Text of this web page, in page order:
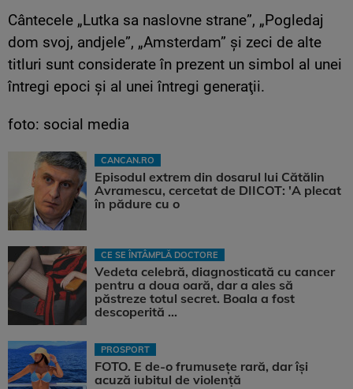
Cântecele „Lutka sa naslovne strane”, „Pogledaj
dom svoj, andjele”, „Amsterdam” şi zeci de alte
titluri sunt considerate în prezent un simbol al unei
întregi epoci şi al unei întregi generaţii.
foto: social media
CANCAN.RO
Episodul extrem din dosarul lui Cătălin
Avramescu, cercetat de DIICOT: 'A plecat
în pădure cu o
CE SE ÎNTÂMPLĂ DOCTORE
Vedeta celebră, diagnosticată cu cancer
pentru a doua oară, dar a ales să
păstreze totul secret. Boala a fost
descoperită ...
PROSPORT
FOTO. E de-o frumusețe rară, dar își
acuză iubitul de violență